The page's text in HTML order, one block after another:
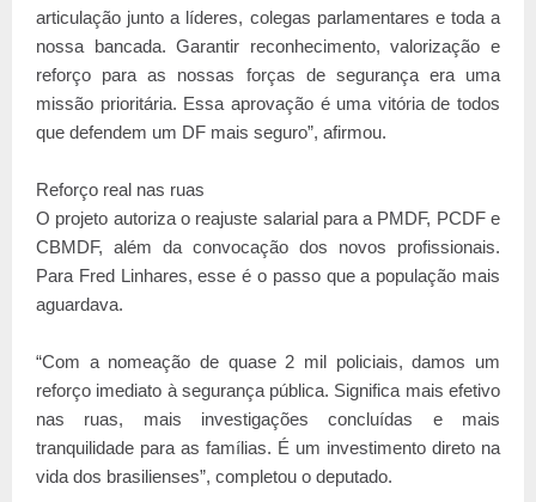
articulação junto a líderes, colegas parlamentares e toda a
nossa bancada. Garantir reconhecimento, valorização e
reforço para as nossas forças de segurança era uma
missão prioritária. Essa aprovação é uma vitória de todos
que defendem um DF mais seguro”, afirmou.
Reforço real nas ruas
O projeto autoriza o reajuste salarial para a PMDF, PCDF e
CBMDF, além da convocação dos novos profissionais.
Para Fred Linhares, esse é o passo que a população mais
aguardava.
“Com a nomeação de quase 2 mil policiais, damos um
reforço imediato à segurança pública. Significa mais efetivo
nas ruas, mais investigações concluídas e mais
tranquilidade para as famílias. É um investimento direto na
vida dos brasilienses”, completou o deputado.